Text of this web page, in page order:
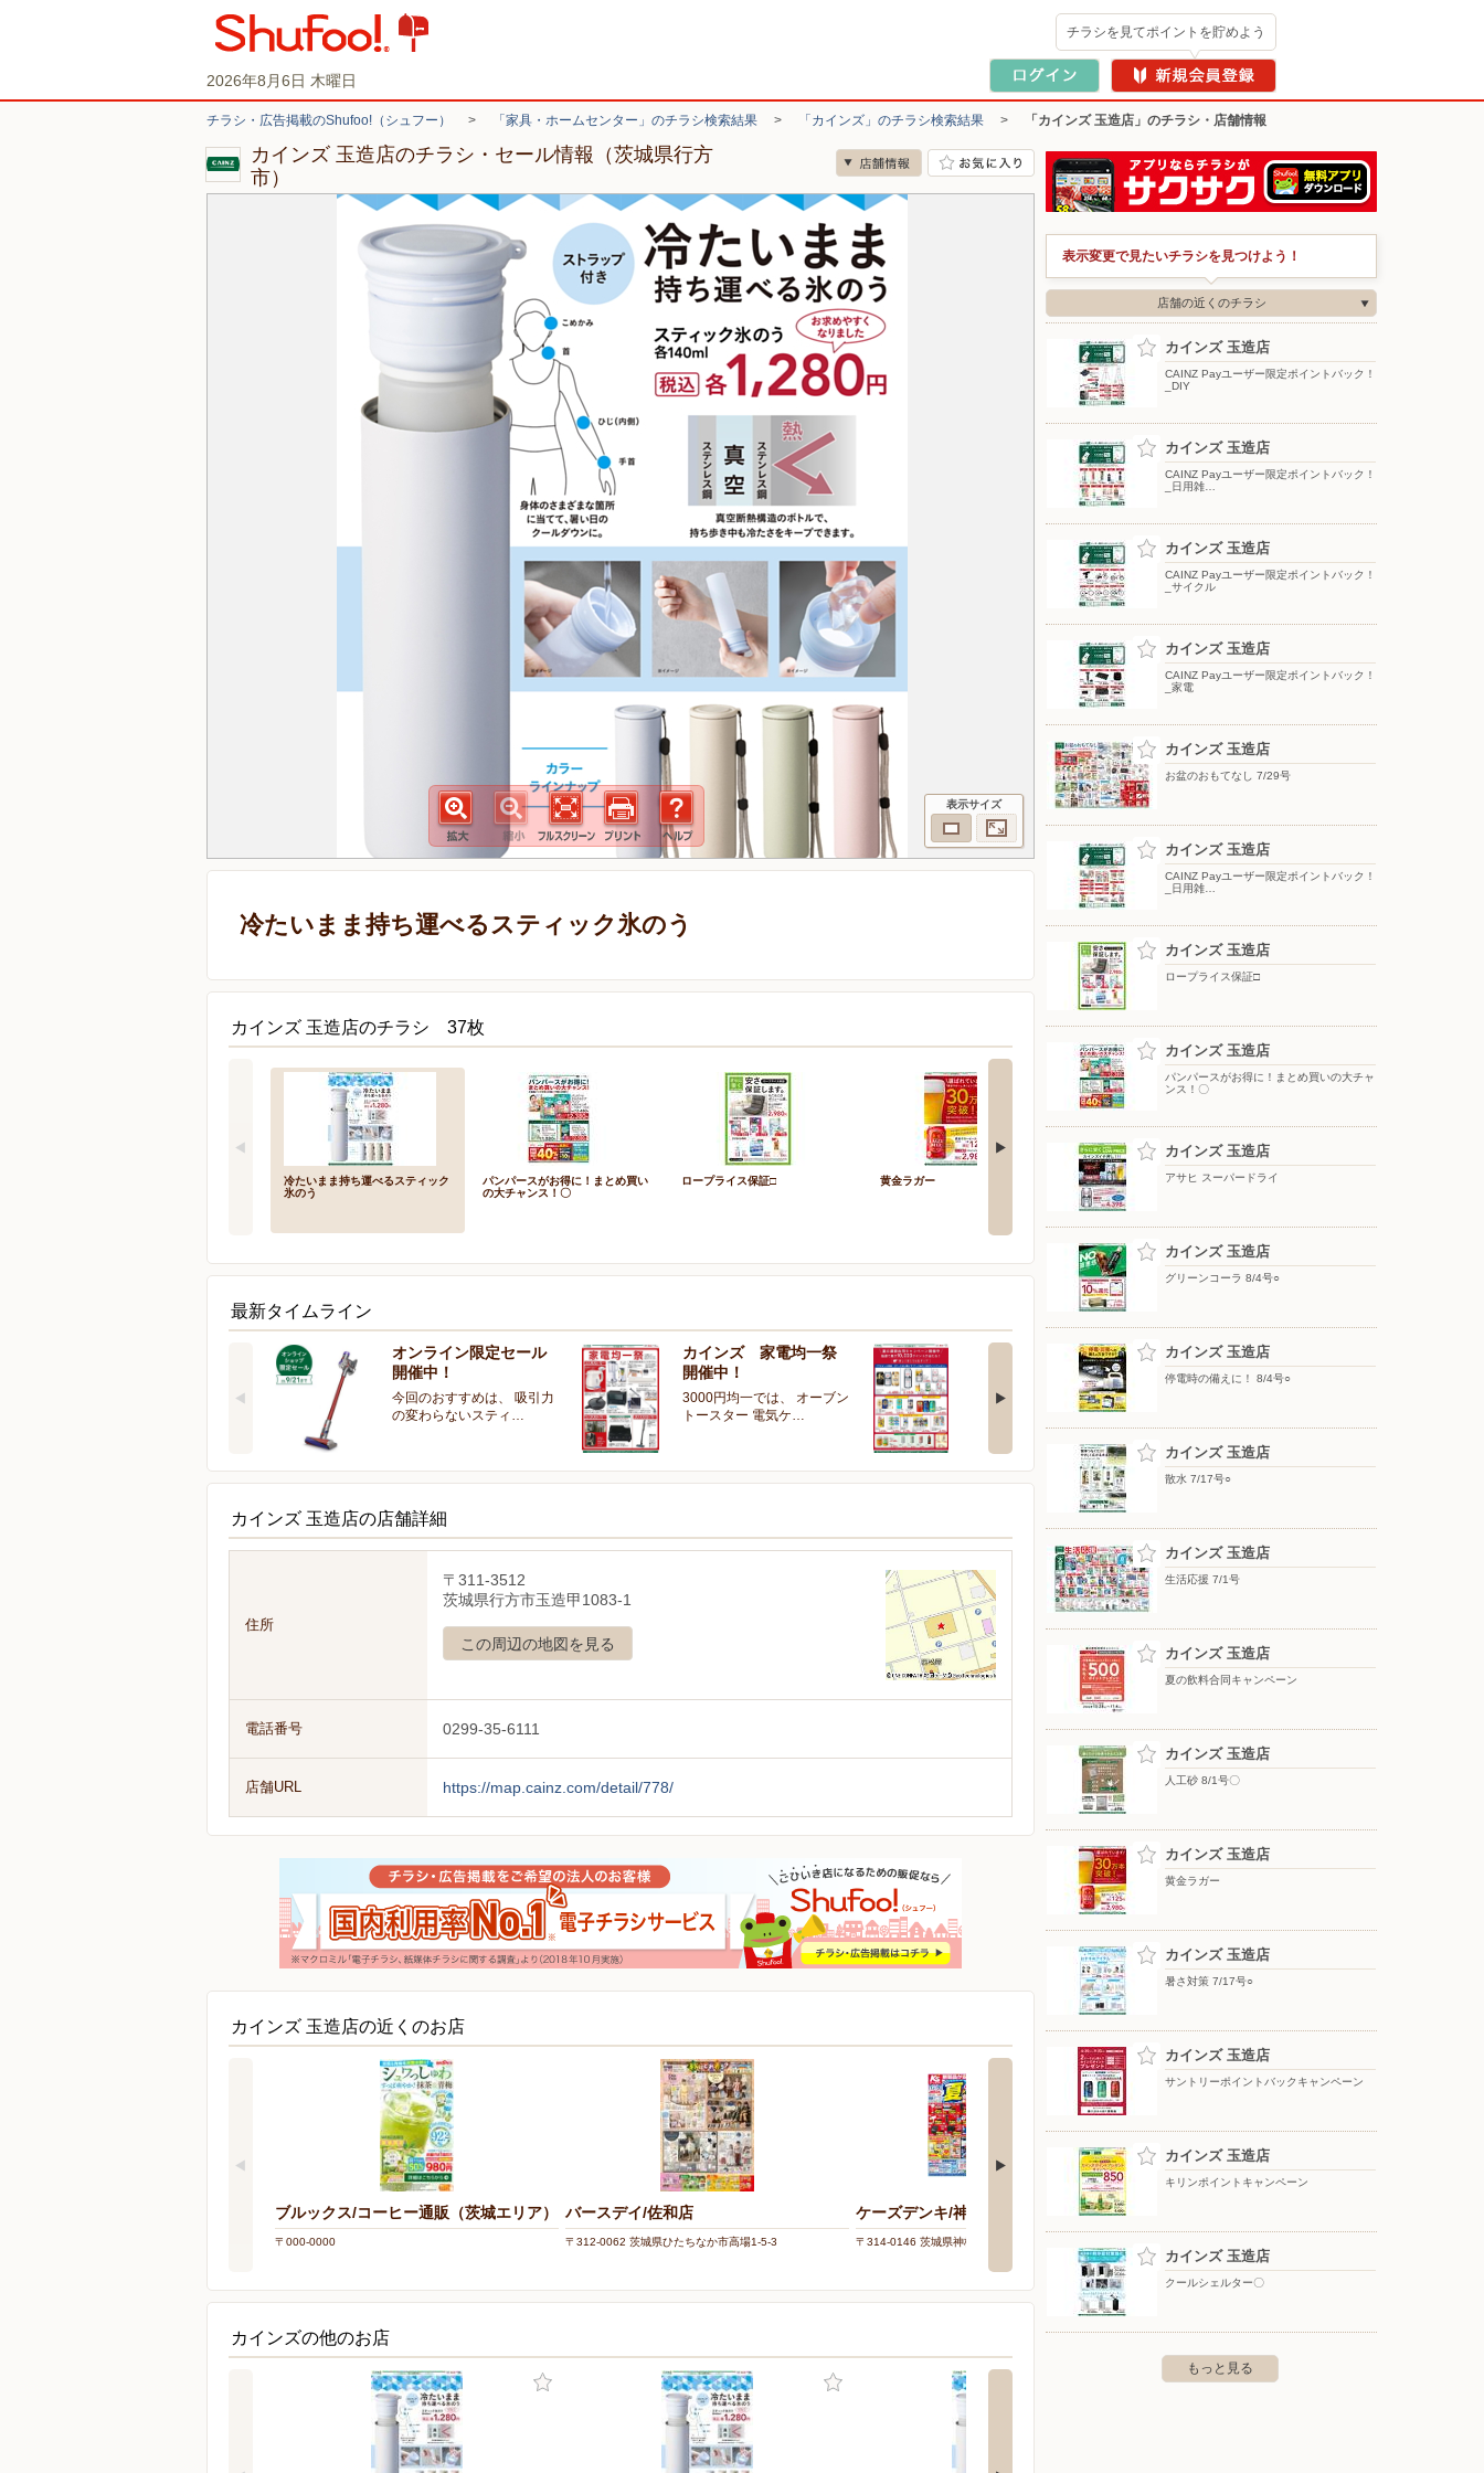
2026年8月6日 木曜日
チラシを見てポイントを貯めよう
チラシ・広告掲載のShufoo!（シュフー） > 「家具・ホームセンター」のチラシ検索結果 > 「カインズ」のチラシ検索結果 > 「カインズ 玉造店」のチラシ・店舗情報
カインズ 玉造店のチラシ・セール情報（茨城県行方
市）
表示サイズ
冷たいまま持ち運べるスティック氷のう
カインズ 玉造店のチラシ 37枚
冷たいまま持ち運べるスティック
氷のう
パンパースがお得に！まとめ買い
の大チャンス！〇
ロープライス保証□ 黄金ラガー 散水 7/17号○
最新タイムライン
オンライン限定セール
開催中！
今回のおすすめは、 吸引力
の変わらないスティ…
カインズ 家電均一祭
開催中！
3000円均一では、 オーブン
トースター 電気ケ…
夏の酒類合同キャンペ
夏の酒類合同キャンペーン
開催中！ 抽選で最大…
カインズ 玉造店の店舗詳細
住所
〒311-3512
茨城県行方市玉造甲1083-1
この周辺の地図を見る
電話番号 0299-35-6111
店舗URL https://map.cainz.com/detail/778/
カインズ 玉造店の近くのお店
ブルックス/コーヒー通販（茨城エリア）
〒000-0000
バースデイ/佐和店
〒312-0062 茨城県ひたちなか市高場1-5-3
ケーズデンキ/神栖店
〒314-0146 茨城県神栖市平泉2-120
カインズの他のお店
表示変更で見たいチラシを見つけよう！
店舗の近くのチラシ
カインズ 玉造店
CAINZ Payユーザー限定ポイントバック！
_DIY
カインズ 玉造店
CAINZ Payユーザー限定ポイントバック！
_日用雑…
カインズ 玉造店
CAINZ Payユーザー限定ポイントバック！
_サイクル
カインズ 玉造店
CAINZ Payユーザー限定ポイントバック！
_家電
カインズ 玉造店
お盆のおもてなし 7/29号
カインズ 玉造店
CAINZ Payユーザー限定ポイントバック！
_日用雑…
カインズ 玉造店
ロープライス保証□
カインズ 玉造店
パンパースがお得に！まとめ買いの大チャ
ンス！〇
カインズ 玉造店
アサヒ スーパードライ
カインズ 玉造店
グリーンコーラ 8/4号○
カインズ 玉造店
停電時の備えに！ 8/4号○
カインズ 玉造店
散水 7/17号○
カインズ 玉造店
生活応援 7/1号
カインズ 玉造店
夏の飲料合同キャンペーン
カインズ 玉造店
人工砂 8/1号〇
カインズ 玉造店
黄金ラガー
カインズ 玉造店
暑さ対策 7/17号○
カインズ 玉造店
サントリーポイントバックキャンペーン
カインズ 玉造店
キリンポイントキャンペーン
カインズ 玉造店
クールシェルター〇
もっと見る